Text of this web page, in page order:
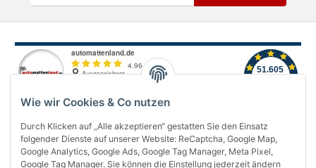
Wie wir Cookies & Co nutzen
Durch Klicken auf „Alle akzeptieren“ gestatten Sie den Einsatz
folgender Dienste auf unserer Website: ReCaptcha, Google Map,
Google Analytics, Google Ads, Google Tag Manager, Meta Pixel,
Google Tag Manager. Sie können die Einstellung jederzeit ändern
Über uns